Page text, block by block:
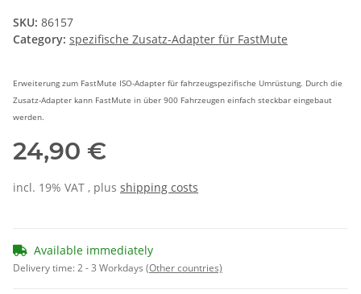
SKU: 86157
Category: spezifische Zusatz-Adapter für FastMute
Erweiterung zum FastMute ISO-Adapter für fahrzeugspezifische Umrüstung. Durch die
Zusatz-Adapter kann FastMute in über 900 Fahrzeugen einfach steckbar eingebaut
werden.
24,90 €
incl. 19% VAT , plus shipping costs
Available immediately
Delivery time:2 - 3 Workdays (Other countries)